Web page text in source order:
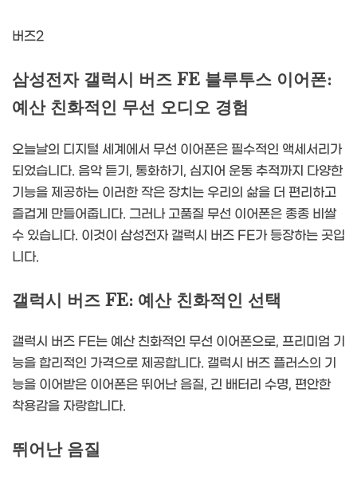
버즈2
삼성전자 갤럭시 버즈 FE 블루투스 이어폰:
예산 친화적인 무선 오디오 경험
오늘날의 디지털 세계에서 무선 이어폰은 필수적인 액세서리가
되었습니다. 음악 듣기, 통화하기, 심지어 운동 추적까지 다양한
기능을 제공하는 이러한 작은 장치는 우리의 삶을 더 편리하고
즐겁게 만들어줍니다. 그러나 고품질 무선 이어폰은 종종 비쌀
수 있습니다. 이것이 삼성전자 갤럭시 버즈 FE가 등장하는 곳입
니다.
갤럭시 버즈 FE: 예산 친화적인 선택
갤럭시 버즈 FE는 예산 친화적인 무선 이어폰으로, 프리미엄 기
능을 합리적인 가격으로 제공합니다. 갤럭시 버즈 플러스의 기
능을 이어받은 이어폰은 뛰어난 음질, 긴 배터리 수명, 편안한
착용감을 자랑합니다.
뛰어난 음질